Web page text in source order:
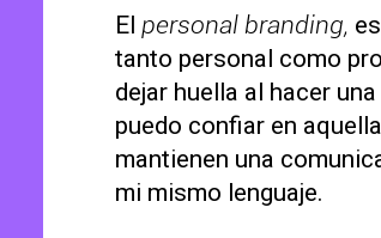
Elpersonal branding,
tanto personal como
dejar huella al hacer
puedo confiar en
mantienen una
mi mismo lenguaje.